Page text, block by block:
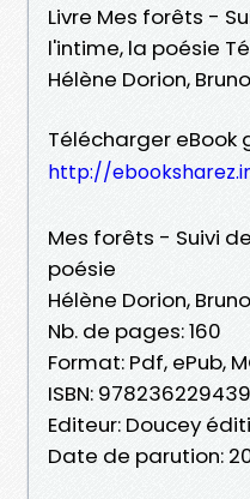
Livre Mes forêts -
l'intime, la poésie
Hélène Dorion,
Télécharger eBook
http://
Mes forêts - Suivi
poésie
Hélène Dorion,
Nb. de pages: 160
Format: Pdf, ePub,
ISBN:
Editeur: Doucey
Date de parution: